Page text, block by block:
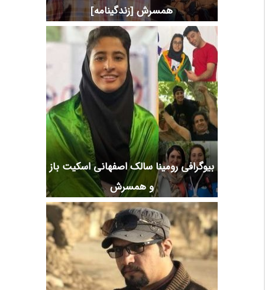
همسرش [زندگینامه]
بیوگرافی رومینا سالک اصفهانی اسکیت باز
و همسرش